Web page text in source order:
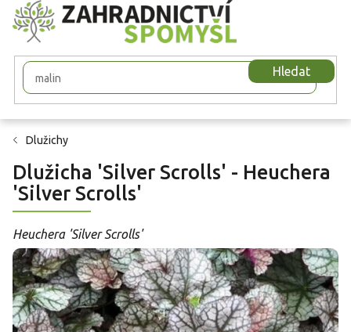
Přejít
na
obsah
Hledat
Dlužichy
Dlužicha 'Silver Scrolls' - Heuchera
'Silver Scrolls'
Heuchera 'Silver Scrolls'